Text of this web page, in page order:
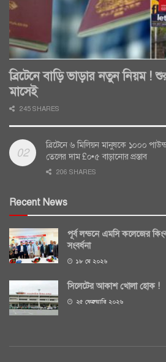
ব্রিটেনে বাড়ি ভাড়ার নতুন নিয়ম !
মাসেই
245 SHARES
ব্রিটেনে ৬ মিলিয়ন মানুষকে ১০০০
তেলের দাম £০•৫ বাড়ানোর প্রস্তাব
206 SHARES
Recent News
পূর্ব লন্ডনে এমসি কলেজের
সংবর্ধনা
১৮ মে ২০২৬
সিলেটের আকাশ খোলা হোক !
২৫ ফেব্রুয়ারি ২০২৬